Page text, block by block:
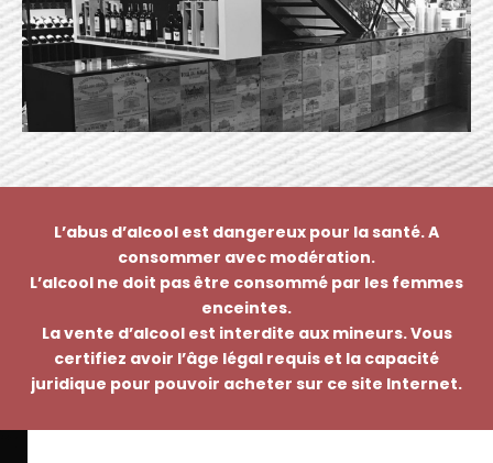
L’abus d’alcool est dangereux pour la santé. A
consommer avec modération.
L’alcool ne doit pas être consommé par les femmes
enceintes.
La vente d’alcool est interdite aux mineurs. Vous
certifiez avoir l’âge légal requis et la capacité
juridique pour pouvoir acheter sur ce site Internet.